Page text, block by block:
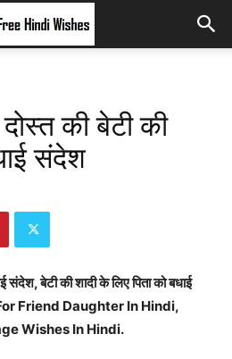
की बेटी की
संदेश
संदेश, बेटी की शादी के लिए पिता को बधाई
Friend Daughter In Hindi,
Wishes In Hindi.